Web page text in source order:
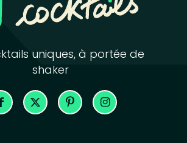
uniques, à portée de
shaker